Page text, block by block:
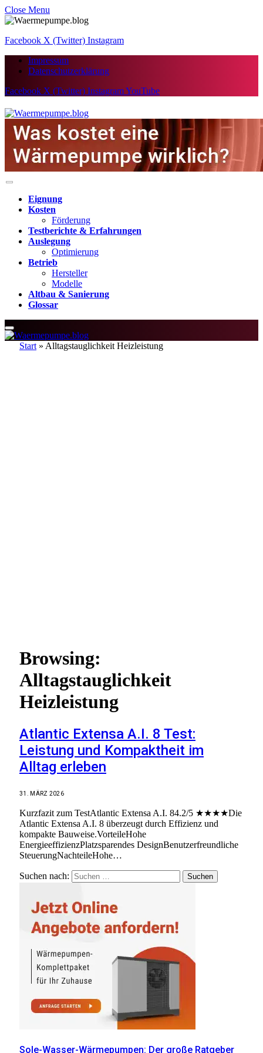
Close Menu
Facebook X (Twitter) Instagram
Impressum
Datenschutzerklärung
Facebook X (Twitter) InstagramYouTube
Eignung
Kosten
Förderung
Testberichte & Erfahrungen
Auslegung
Optimierung
Betrieb
Hersteller
Modelle
Altbau & Sanierung
Glossar
Start » Alltagstauglichkeit Heizleistung
Browsing:
Alltagstauglichkeit
Heizleistung
Atlantic Extensa A.I. 8 Test:
Leistung und Kompaktheit im
Alltag erleben
31. MÄRZ 2026
Kurzfazit zum TestAtlantic Extensa A.I. 84.2/5 ★★★★Die
Atlantic Extensa A.I. 8 überzeugt durch Effizienz und
kompakte Bauweise.VorteileHohe
EnergieeffizienzPlatzsparendes DesignBenutzerfreundliche
SteuerungNachteileHohe…
Suchen nach:
Sole-Wasser-Wärmepumpen: Der große Ratgeber